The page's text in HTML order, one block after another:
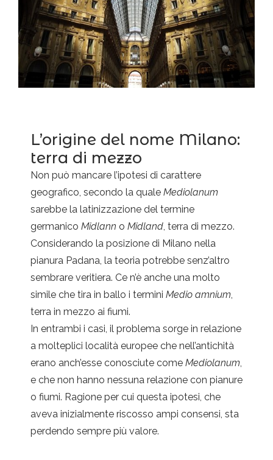
L’origine del nome Milano:
terra di mezzo
Non può mancare l’ipotesi di carattere
geografico, secondo la quale Mediolanum
sarebbe la latinizzazione del termine
germanico Midlann o Midland, terra di mezzo.
Considerando la posizione di Milano nella
pianura Padana, la teoria potrebbe senz’altro
sembrare veritiera. Ce n’è anche una molto
simile che tira in ballo i termini Medio amnium,
terra in mezzo ai fiumi.
In entrambi i casi, il problema sorge in relazione
a molteplici località europee che nell’antichità
erano anch’esse conosciute come Mediolanum,
e che non hanno nessuna relazione con pianure
o fiumi. Ragione per cui questa ipotesi, che
aveva inizialmente riscosso ampi consensi, sta
perdendo sempre più valore.